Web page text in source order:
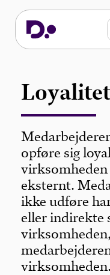
opføre sig
eksternt.
ikke udføre
eller indirekte
virksomheden.